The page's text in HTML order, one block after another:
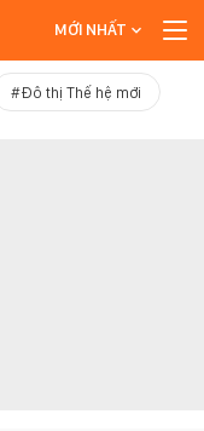
MỚI NHẤT
#Đô thị Thế hệ mới